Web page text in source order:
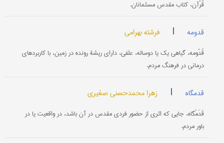
قُرْآن، کتاب مقدس مسلمانان.
قدومه | فرشته بهرامی
قُدّومه، گیاهی یک یا دوساله، علفی، دارای ریشۀ رونده در زمین، با کاربردهای
درمانی در فرهنگ مردم.
قدمگاه | زهرا محمدحسنی صغیری
قَدَمْگاه، جایی که اثری از حضور فردی مقدس در آن باشد، در واقعیت یا در
باور مردم.